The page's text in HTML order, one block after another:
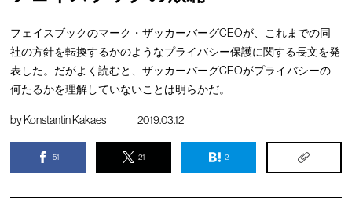
フェイスブックのマーク・ザッカーバーグCEOが、これまでの同
社の方針を転換するかのようなプライバシー保護に関する長文を発
表した。だがよく読むと、ザッカーバーグCEOがプライバシーの
何たるかを理解していないことは明らかだ。
byKonstantin Kakaes 2019.03.12
51 21 2